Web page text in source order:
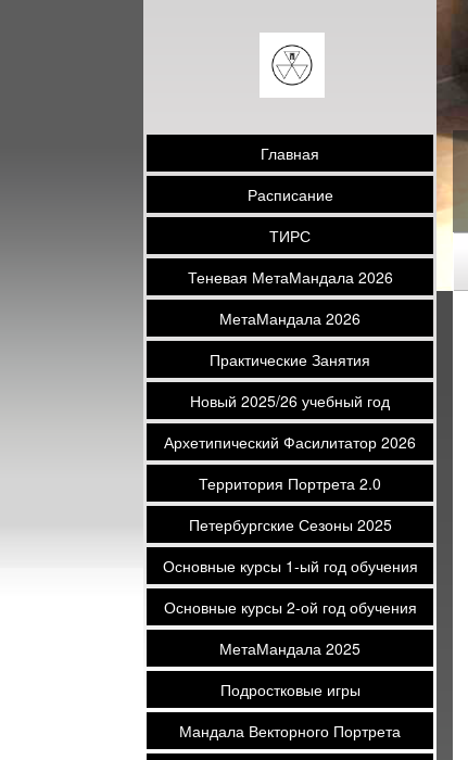
Главная
Расписание
ТИРС
Теневая МетаМандала 2026
МетаМандала 2026
Практические Занятия
Новый 2025/26 учебный год
Архетипический Фасилитатор 2026
Территория Портрета 2.0
Петербургские Сезоны 2025
Основные курсы 1-ый год обучения
Основные курсы 2-ой год обучения
МетаМандала 2025
Подростковые игры
Мандала Векторного Портрета